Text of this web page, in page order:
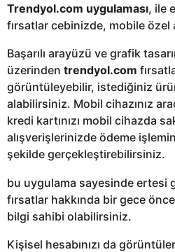
Trendyol.com uygulaması, ile
fırsatlar cebinizde, mobile özel
Başarılı arayüzü ve grafik
üzerinden trendyol.com
görüntüleyebilir, istediğiniz
alabilirsiniz. Mobil cihazınız
kredi kartınızı mobil cihazda
alışverişlerinizde ödeme
şekilde gerçekleştirebilirsiniz.
bu uygulama sayesinde ertesi
fırsatlar hakkında bir gece
bilgi sahibi olabilirsiniz.
Kişisel hesabınızı da